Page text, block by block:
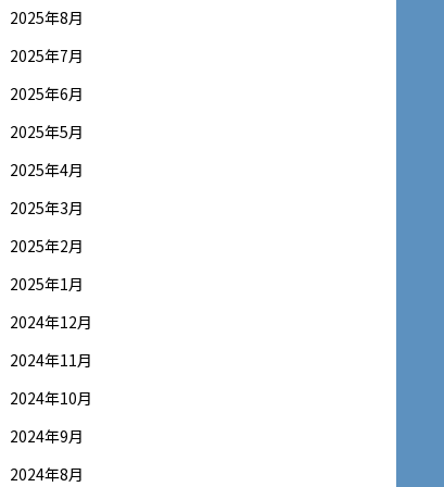
2025年8月
2025年7月
2025年6月
2025年5月
2025年4月
2025年3月
2025年2月
2025年1月
2024年12月
2024年11月
2024年10月
2024年9月
2024年8月